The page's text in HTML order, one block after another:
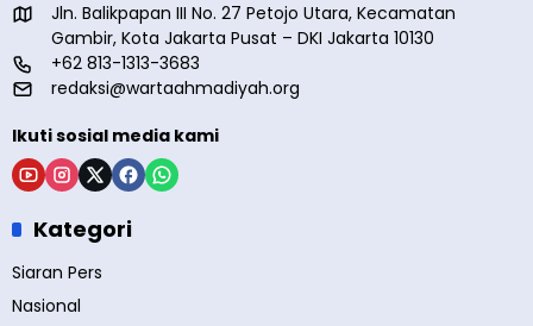
Jln. Balikpapan III No. 27 Petojo Utara, Kecamatan
Gambir, Kota Jakarta Pusat – DKI Jakarta 10130
+62 813-1313-3683
redaksi@wartaahmadiyah.org
Ikuti sosial media kami
Kategori
Siaran Pers
Nasional